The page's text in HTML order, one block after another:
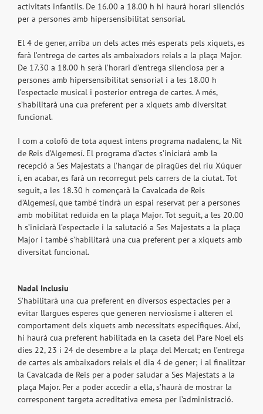
activitats infantils. De 16.00 a 18.00 h hi haurà horari silenciós
per a persones amb hipersensibilitat sensorial.
El 4 de gener, arriba un dels actes més esperats pels xiquets, es
farà l’entrega de cartes als ambaixadors reials a la plaça Major.
De 17.30 a 18.00 h serà l’horari d’entrega silenciosa per a
persones amb hipersensibilitat sensorial i a les 18.00 h
l’espectacle musical i posterior entrega de cartes. A més,
s’habilitarà una cua preferent per a xiquets amb diversitat
funcional.
I com a colofó de tota aquest intens programa nadalenc, la Nit
de Reis d’Algemesí. El programa d’actes s’iniciarà amb la
recepció a Ses Majestats a l’hangar de piragües del riu Xúquer
i, en acabar, es farà un recorregut pels carrers de la ciutat. Tot
seguit, a les 18.30 h començarà la Cavalcada de Reis
d’Algemesí, que també tindrà un espai reservat per a persones
amb mobilitat reduïda en la plaça Major. Tot seguit, a les 20.00
h s’iniciarà l’espectacle i la salutació a Ses Majestats a la plaça
Major i també s’habilitarà una cua preferent per a xiquets amb
diversitat funcional.
Nadal Inclusiu
S’habilitarà una cua preferent en diversos espectacles per a
evitar llargues esperes que generen nerviosisme i alteren el
comportament dels xiquets amb necessitats específiques. Així,
hi haurà cua preferent habilitada en la caseta del Pare Noel els
dies 22, 23 i 24 de desembre a la plaça del Mercat; en l’entrega
de cartes als ambaixadors reials el dia 4 de gener; i al finalitzar
la Cavalcada de Reis per a poder saludar a Ses Majestats a la
plaça Major. Per a poder accedir a ella, s’haurà de mostrar la
corresponent targeta acreditativa emesa per l’administració.